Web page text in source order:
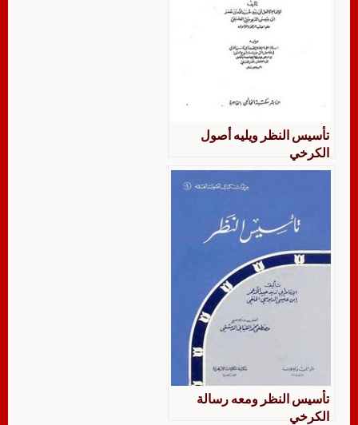
تأسيس النظر ويليه أصول
الكرخي
تأسيس النظر ومعه رسالة
الكرخي